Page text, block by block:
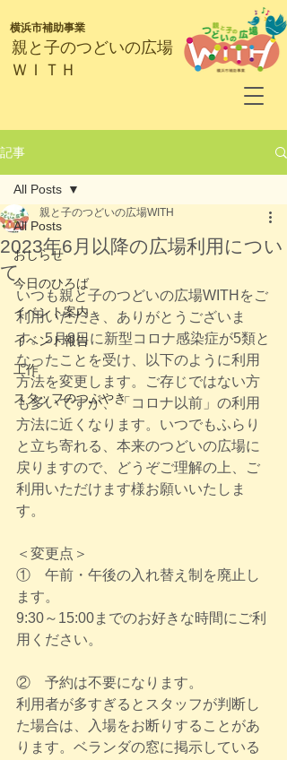
​親と子のつどいの広場
ＷＩＴＨ
横浜市補助事業
記事
All Posts
おしらせ
今日のひろば
イベント案内
イベント報告
工作
スタッフのつぶやき
All Posts
2023年6月以降の広場利用につい
て
親と子のつどいの広場WITH
いつも​親と子のつどいの広場WITHをご
利用いただき、ありがとうございま
す。5月8日に新型コロナ感染症が5類と
なったことを受け、以下のように利用
方法を変更します。ご存じではない方
も多いですが、「コロナ以前」の利用
方法に近くなります。いつでもふらり
と立ち寄れる、本来のつどいの広場に
戻りますので、どうぞご理解の上、ご
利用いただけます様お願いいたしま
す。
＜変更点＞
①　午前・午後の入れ替え制を廃止し
ます。
9:30～15:00までのお好きな時間にご利
用ください。
②　予約は不要になります。
利用者が多すぎるとスタッフが判断し
た場合は、入場をお断りすることがあ
ります。ベランダの窓に掲示している